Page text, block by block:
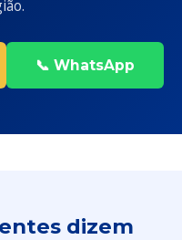
📞 WhatsApp
dizem